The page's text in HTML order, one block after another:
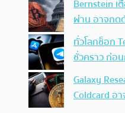
Bernstein เ
ผ่าน อาจกด
ทั่วโลกช็อก
ชั่วคราว ก่อ
Galaxy
Coldcard อ